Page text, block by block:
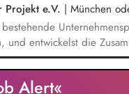
Projekt e.V. | München
und entwickelst die
und Förderer &
Maßnahmen
mit der Landesdirektion,
Alert«